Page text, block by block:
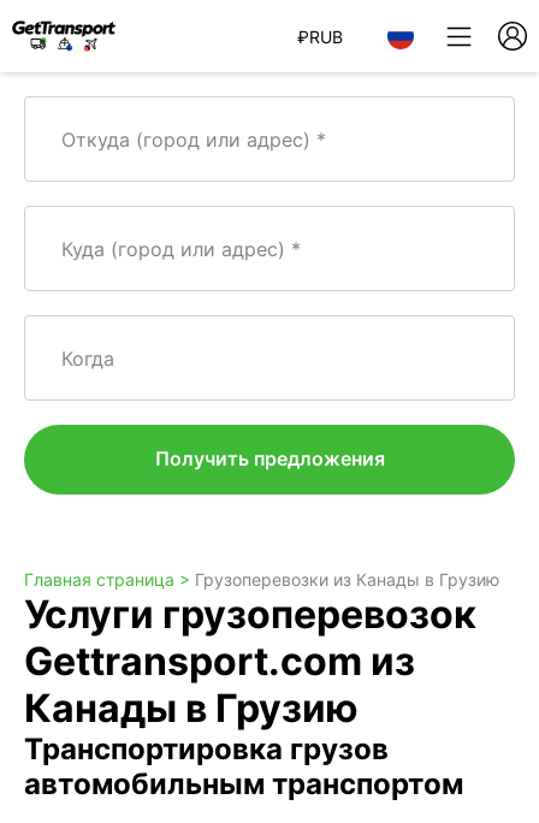
₽RUB
Откуда (город или адрес)
Куда (город или адрес)
Когда
Получить предложения
Главная страница > Грузоперевозки из Канады в Грузию
Услуги грузоперевозок
Gettransport.com из
Канады в Грузию
Транспортировка грузов
автомобильным транспортом